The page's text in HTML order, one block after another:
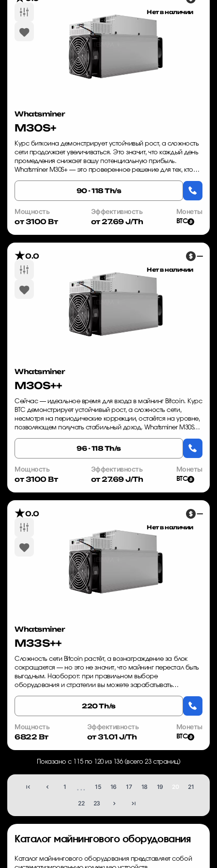
Whatsminer
M30S+
Курс биткоина демонстрирует устойчивый рост, а сложность
сети продолжает увеличиваться. Это значит, что каждый день
промедления снижает вашу потенциальную прибыль.
Whatsminer M30S+ — это проверенное решение для тех, кто
90 - 118 Th/s
Нет в наличии
Мощность
от 3100 Вт
Эффективность
от 27.69 J/Th
Монеты
BTC
Whatsminer
M30S++
—
Сейчас — идеальное время для входа в майнинг Bitcoin. Курс
BTC демонстрирует устойчивый рост, а сложность сети,
несмотря на периодические коррекции, остаётся на уровне,
позволяющем получать стабильный доход. Whatsminer M30S++
96 - 118 Th/s
Нет в наличии
0.0
Мощность
от 3100 Вт
Эффективность
от 27.69 J/Th
Монеты
BTC
Whatsminer
M33S++
—
Сложность сети Bitcoin растёт, а вознаграждение за блок
сокращается — но это не значит, что майнинг перестал быть
выгодным. Наоборот: при правильном выборе
оборудования и стратегии вы можете зарабатывать
220 Th/s
Нет в наличии
0.0
Мощность
6822 Вт
Эффективность
от 31.01 J/Th
Монеты
BTC
1 ... 15 16 17 18 19 20 21
22 23
Показано с 115 по 120 из 136 (всего 23 страниц)
Каталог майнингового оборудования
Каталог майнингового оборудования представляет собой